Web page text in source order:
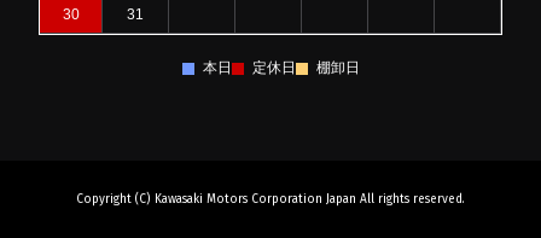
30 31
本日 定休日 棚卸日
Copyright (C) Kawasaki Motors Corporation Japan All rights reserved.